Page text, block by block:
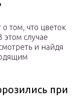
том, что цветок
случае
и найдя
при